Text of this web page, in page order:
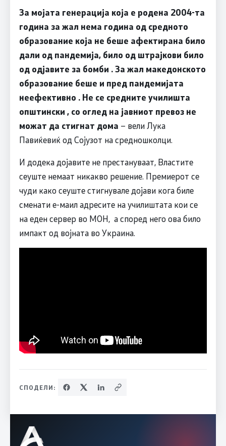
За мојата генерација која е родена 2004-та
година за жал нема година од средното
образование која не беше афектирана било
дали од пандемија, било од штрајкови било
од одјавите за бомби . За жал македонското
образование беше и пред пандемијата
неефективно . Не се средните училишта
општински , со оглед на јавниот превоз не
можат да стигнат дома – вели Лука
Павиќевиќ од Сојузот на средношколци.
И додека дојавите не престануваат, Властите
сеуште немаат никакво решение. Премиерот се
чуди како сеуште стигнувале дојави кога биле
сменати е-маил адресите на училиштата кои се
на еден сервер во МОН, а според него ова било
импакт од војната во Украина.
СПОДЕЛИ: